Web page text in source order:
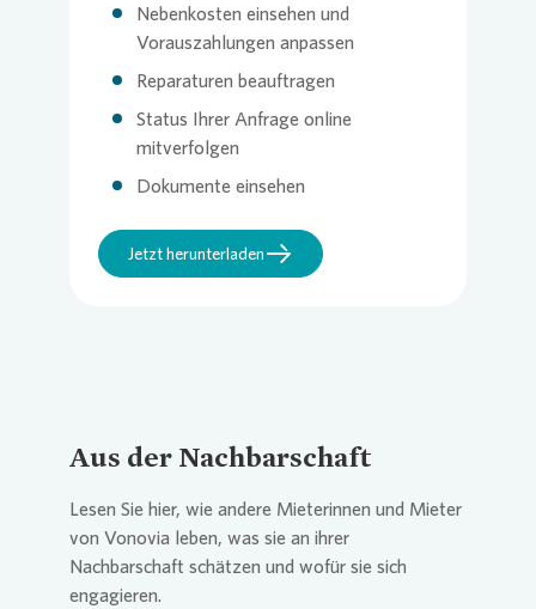
Nebenkosten einsehen und
Vorauszahlungen anpassen
Reparaturen beauftragen
Status Ihrer Anfrage online
mitverfolgen
Dokumente einsehen
Jetzt herunterladen
Aus der Nachbarschaft
Lesen Sie hier, wie andere Mieterinnen und Mieter
von Vonovia leben, was sie an ihrer
Nachbarschaft schätzen und wofür sie sich
engagieren.